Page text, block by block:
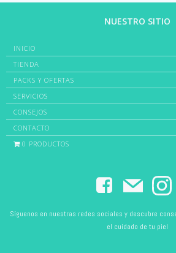
NUESTRO SITIO
INICIO
TIENDA
PACKS Y OFERTAS
SERVICIOS
CONSEJOS
CONTACTO
0 PRODUCTOS
Síguenos en nuestras redes sociales y descubre
el cuidado de tu piel